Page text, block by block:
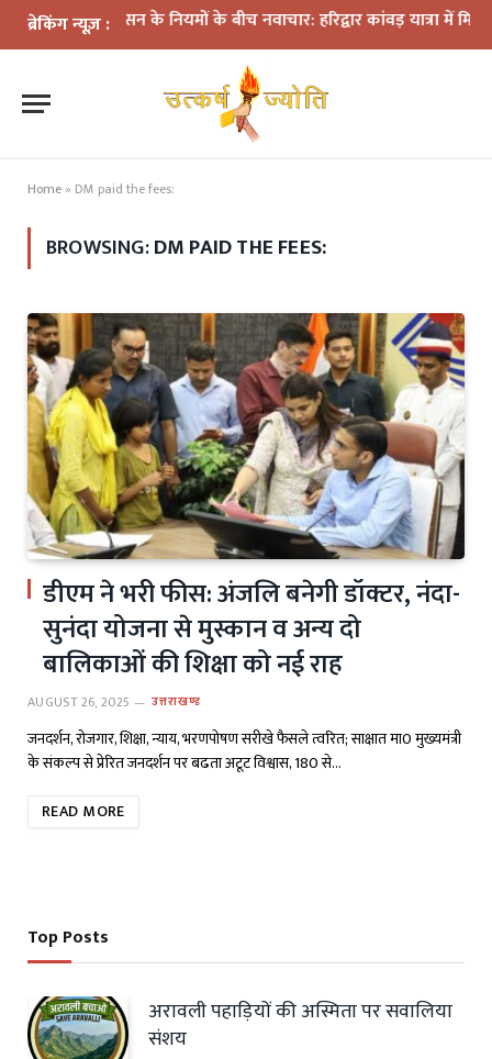
ब्रेकिंग न्यूज़ :
प्रशासन के नियमों के बीच नवाचार: हरिद्वार कांवड़ यात्रा में मिनी डीजे
Home » DM paid the fees:
BROWSING:DM PAID THE FEES:
डीएम ने भरी फीस: अंजलि बनेगी डॉक्टर, नंदा-
सुनंदा योजना से मुस्कान व अन्य दो
बालिकाओं की शिक्षा को नई राह
AUGUST 26, 2025 उत्तराखण्ड
जनदर्शन, रोजगार, शिक्षा, न्याय, भरणपोषण सरीखे फैसले त्वरित; साक्षात मा0 मुख्यमंत्री
के संकल्प से प्रेरित जनदर्शन पर बढता अटूट विश्वास, 180 से…
READ MORE
Top Posts
अरावली पहाड़ियों की अस्मिता पर सवालिया
संशय